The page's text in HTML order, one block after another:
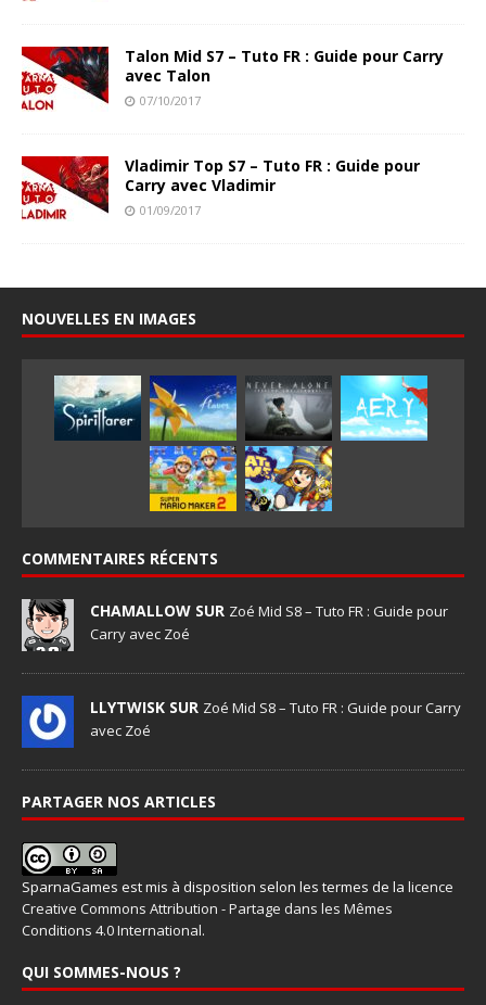
Talon Mid S7 – Tuto FR : Guide pour Carry
avec Talon
07/10/2017
Vladimir Top S7 – Tuto FR : Guide pour
Carry avec Vladimir
01/09/2017
NOUVELLES EN IMAGES
COMMENTAIRES RÉCENTS
CHAMALLOW SUR Zoé Mid S8 – Tuto FR : Guide pour
Carry avec Zoé
LLYTWISK SUR Zoé Mid S8 – Tuto FR : Guide pour Carry
avec Zoé
PARTAGER NOS ARTICLES
SparnaGames est mis à disposition selon les termes de la licence
Creative Commons Attribution - Partage dans les Mêmes
Conditions 4.0 International.
QUI SOMMES-NOUS ?